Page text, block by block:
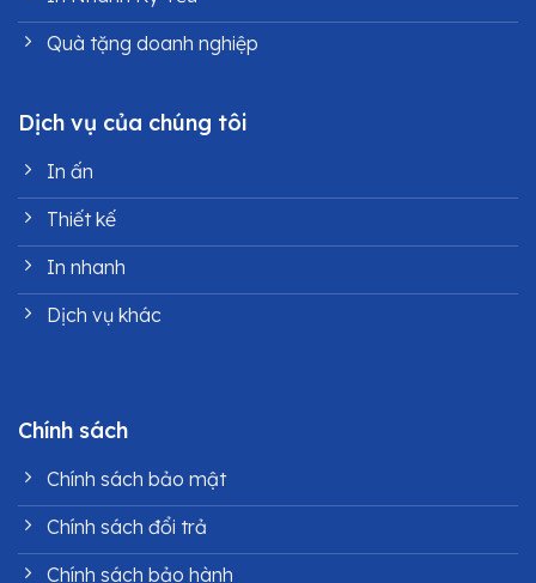
Quà tặng doanh nghiệp
Dịch vụ của chúng tôi
In ấn
Thiết kế
In nhanh
Dịch vụ khác
Chính sách
Chính sách bảo mật
Chính sách đổi trả
Chính sách bảo hành